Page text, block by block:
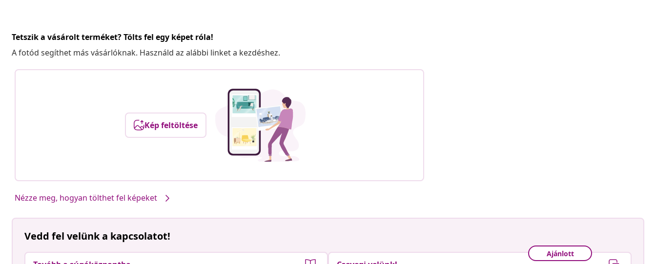
Tetszik a vásárolt terméket? Tölts fel egy képet róla!
A fotód segíthet más vásárlóknak. Használd az alábbi linket a kezdéshez.
Kép feltöltése
Nézze meg, hogyan tölthet fel képeket
Vedd fel velünk a kapcsolatot!
Ajánlott